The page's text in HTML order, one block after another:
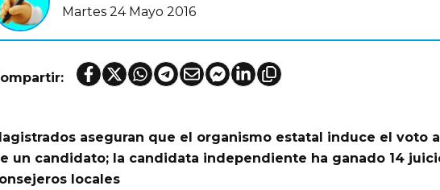
Martes 24 Mayo 2016
aseguran que el organismo estatal induce el voto
un candidato; la candidata independiente ha ganado 14
locales